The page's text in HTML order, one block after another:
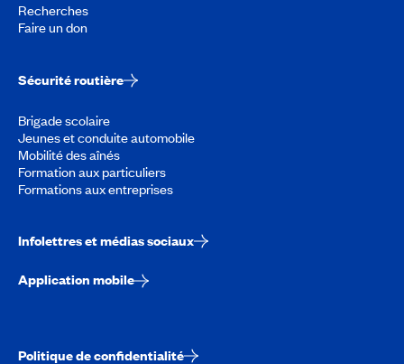
Recherches
Faire un don
Sécurité routière
Brigade scolaire
Jeunes et conduite automobile
Mobilité des aînés
Formation aux particuliers
Formations aux entreprises
Infolettres et médias sociaux
Application mobile
Politique de confidentialité